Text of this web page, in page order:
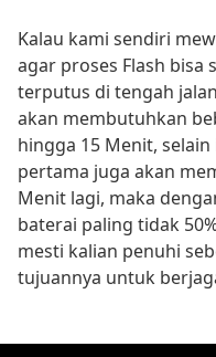
Kalau kami sendiri
agar proses Flash bisa
terputus di tengah
akan membutuhkan
hingga 15 Menit,
pertama juga akan
Menit lagi, maka
baterai paling tidak
mesti kalian penuhi
tujuannya untuk